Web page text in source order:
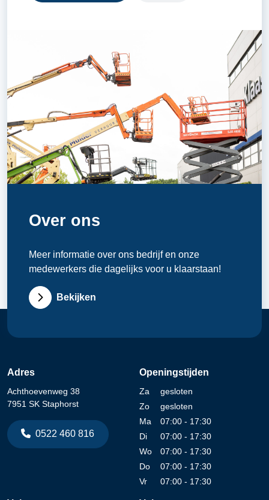
Over ons
Meer informatie over ons bedrijf en onze
medewerkers die dagelijks voor u klaarstaan!
Bekijken
Adres
Achthoevenweg 38
7951 SK Staphorst
0522 460 816
Openingstijden
Za
gesloten
Zo
gesloten
Ma
07:00 - 17:30
Di
07:00 - 17:30
Wo
07:00 - 17:30
Do
07:00 - 17:30
Vr
07:00 - 17:30